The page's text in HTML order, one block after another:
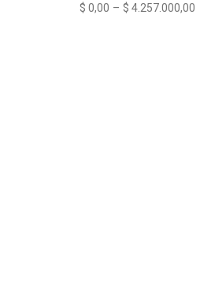
$ 0,00 – $ 4.257.000,00